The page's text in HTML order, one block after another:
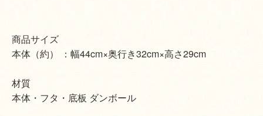
商品サイズ
本体（約） ：幅44cm×奥行き32cm×高さ29cm
材質
本体・フタ・底板 ダンボール